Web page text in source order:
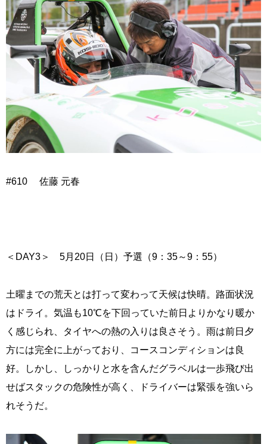
#610 佐藤 元春
＜DAY3＞ 5月20日（日）予選（9：35～9：55）
土曜までの荒天とは打って変わって天候は快晴。路面状況
はドライ。気温も10℃を下回っていた前日よりかなり暖か
く感じられ、タイヤへの熱の入りは良さそう。雨は前日夕
方には完全に上がっており、コースコンディションは良
好。しかし、しっかりと水を含んだグラベルは一歩飛び出
せばスタックの危険性が高く、ドライバーは緊張を強いら
れそうだ。